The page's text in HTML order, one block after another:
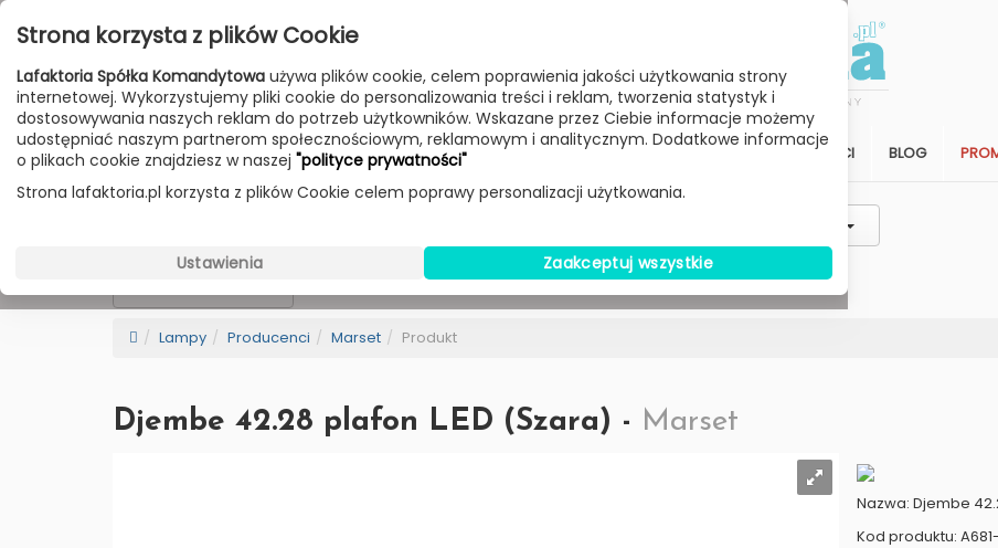
Przejdź do treści
Poniedziałek - Piątek 10:00-18:00
Sobota 10:00-14:00
HOME LAMPY MEBLE DODATKI STREFA KLIENTA ARCHITEKCI BLOG
BESTSELLER W MAGAZYNIE
Lampy Producenci Marset Produkt
Djembe 42.28 plafon LED (Szara) - Marset
Nazwa: Djembe
Kod produktu:
Strona korzysta z plików Cookie
Lafaktoria Spółka Komandytowa używa plików cookie, celem poprawienia jakości użytkowania strony
internetowej. Wykorzystujemy pliki cookie do personalizowania treści i reklam, tworzenia statystyk i
dostosowywania naszych reklam do potrzeb użytkowników. Wskazane przez Ciebie informacje możemy
udostępniać naszym partnerom społecznościowym, reklamowym i analitycznym. Dodatkowe informacje
o plikach cookie znajdziesz w naszej "polityce prywatności"
Strona lafaktoria.pl korzysta z plików Cookie celem poprawy personalizacji użytkowania.
Zaakceptuj wszystkie
Ustawienia